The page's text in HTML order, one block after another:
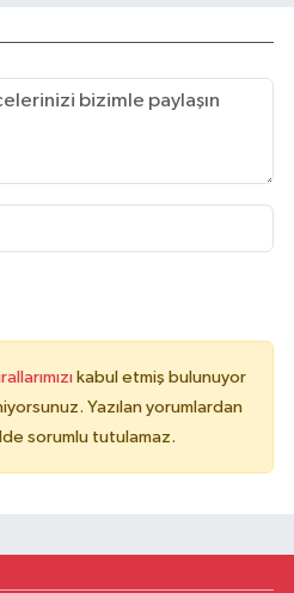
kabul etmiş bulunuyor
Yazılan yorumlardan
sorumlu tutulamaz.